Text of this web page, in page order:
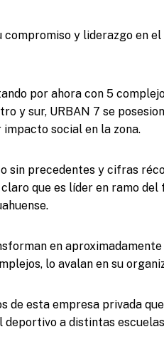
compromiso y liderazgo en
por ahora con 5
y sur, URBAN 7 se
social en la zona.
sin precedentes y cifras
que es líder en ramo
en
lo avalan en su
de esta empresa privada
a distintas